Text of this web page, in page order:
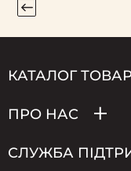
КАТАЛОГ
ПРО НАС
СЛУЖБА